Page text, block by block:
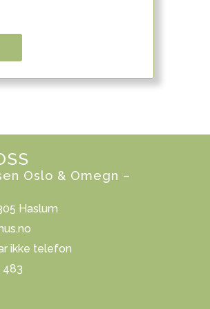
Oslo & Omegn –
Haslum
ikke telefon
483